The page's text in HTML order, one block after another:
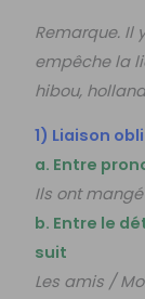
Remarque. Il
empêche la
hibou,
1) Liaison
a. Entre
Ils ont
b. Entre le
suit
Les amis /